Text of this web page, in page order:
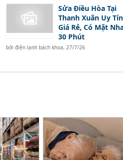
Sửa Điều Hòa Tại
Thanh Xuân Uy
Giá Rẻ, Có Mặt
30 Phút
bởi điện lạnh bách khoa, 27/7/26